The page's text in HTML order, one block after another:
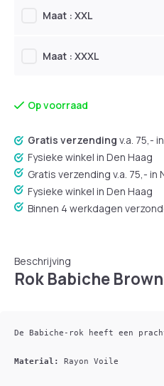
Maat : XXL
Maat : XXXL
Op voorraad
Gratis verzending v.a. 75,-
Fysieke winkel in Den Haag
Gratis verzending v.a. 75,- in
Fysieke winkel in Den Haag
Binnen 4 werkdagen
Beschrijving
Rok Babiche Brown
De Babiche-rok heeft een
Material: Rayon Voile